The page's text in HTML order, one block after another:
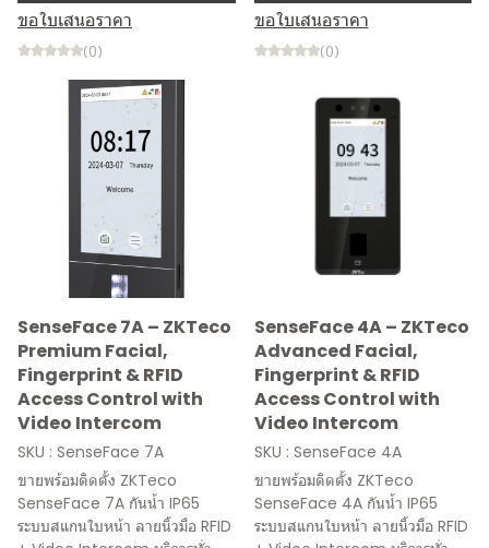
ขอใบเสนอราคา
(0)
ขอใบเสนอราคา
(0)
SenseFace 7A – ZKTeco
Premium Facial,
Fingerprint & RFID
Access Control with
Video Intercom
SKU : SenseFace 7A
ขายพร้อมติดตั้ง ZKTeco
SenseFace 7A กันน้ำ IP65
ระบบสแกนใบหน้า ลายนิ้วมือ RFID
SenseFace 4A – ZKTeco
Advanced Facial,
Fingerprint & RFID
Access Control with
Video Intercom
SKU : SenseFace 4A
ขายพร้อมติดตั้ง ZKTeco
SenseFace 4A กันน้ำ IP65
ระบบสแกนใบหน้า ลายนิ้วมือ RFID